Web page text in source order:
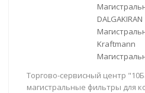
DALGAKIRAN
Kraftmann
Торгово-сервисный центр
магистральные фильтры для